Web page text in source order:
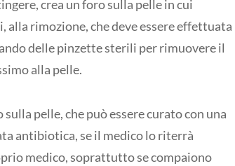
crea un foro sulla pelle in cui
rimozione, che deve essere effettuata
delle pinzette sterili per rimuovere il
alla pelle.
pelle, che può essere curato con una
antibiotica, se il medico lo riterrà
medico, soprattutto se compaiono